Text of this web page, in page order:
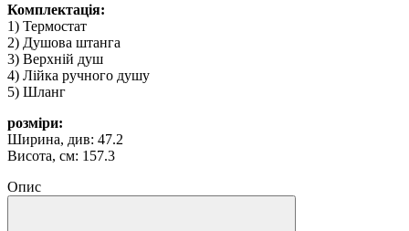
Комплектація:
1) Термостат
2) Душова штанга
3) Верхній душ
4) Лійка ручного душу
5) Шланг
розміри:
Ширина, див: 47.2
Висота, см: 157.3
Опис